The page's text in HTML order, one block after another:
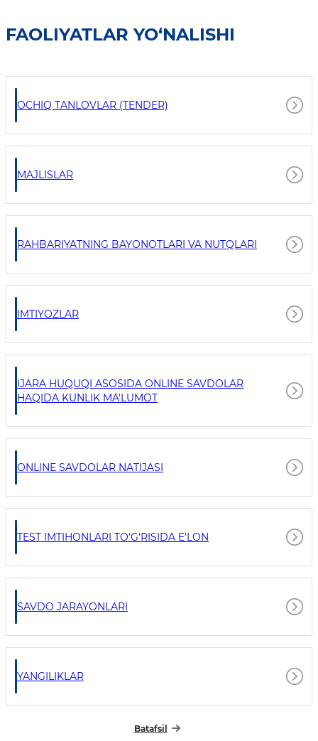
FAOLIYATLAR YO‘NALISHI
OCHIQ TANLOVLAR (TENDER)
MAJLISLAR
RAHBARIYATNING BAYONOTLARI VA NUTQLARI
IMTIYOZLAR
IJARA HUQUQI ASOSIDA ONLINE SAVDOLAR
HAQIDA KUNLIK MA'LUMOT
ONLINE SAVDOLAR NATIJASI
TEST IMTIHONLARI TO'G'RISIDA E'LON
SAVDO JARAYONLARI
YANGILIKLAR
Batafsil